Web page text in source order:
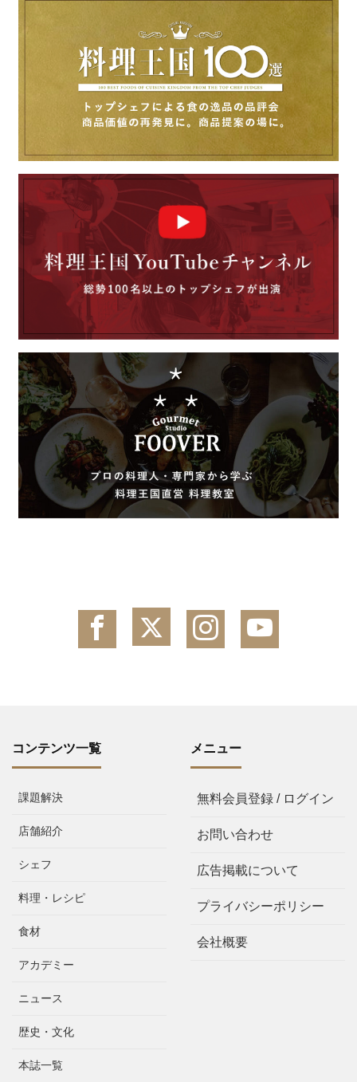
コンテンツ一覧
課題解決
店舗紹介
シェフ
料理・レシピ
食材
アカデミー
ニュース
歴史・文化
本誌一覧
メニュー
無料会員登録 / ログイン
お問い合わせ
広告掲載について
プライバシーポリシー
会社概要